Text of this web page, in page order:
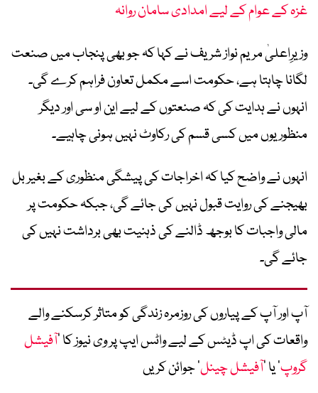
غزہ کے عوام کے لیے امدادی سامان روانہ
وزیرِاعلیٰ مریم نواز شریف نے کہا کہ جو بھی پنجاب میں صنعت
لگانا چاہتا ہے، حکومت اسے مکمل تعاون فراہم کرے گی۔
انہوں نے ہدایت کی کہ صنعتوں کے لیے این او سی اور دیگر
منظوریوں میں کسی قسم کی رکاوٹ نہیں ہونی چاہیے۔
انہوں نے واضح کیا کہ اخراجات کی پیشگی منظوری کے بغیر بل
بھیجنے کی روایت قبول نہیں کی جائے گی، جبکہ حکومت پر
مالی واجبات کا بوجھ ڈالنے کی ذہنیت بھی برداشت نہیں کی
جائے گی۔
آپ اور آپ کے پیاروں کی روزمرہ زندگی کو متاثر کرسکنے والے
واقعات کی اپ ڈیٹس کے لیے واٹس ایپ پر وی نیوز کا ’آفیشل
گروپ‘ یا ’آفیشل چینل‘ جوائن کریں